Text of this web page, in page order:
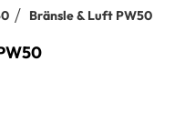
Bränsle & Luft PW50